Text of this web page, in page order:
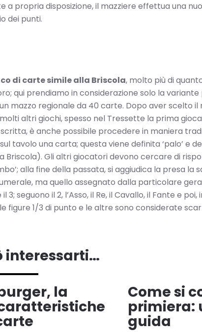
propria disposizione, il mazziere effettua una
dei punti.
di carte simile alla Briscola, molto più di
qui prendiamo in considerazione solo la
mazzo regionale da 40 carte. Dopo aver scelto il
altri giochi, spesso nel Tressette la prima
è anche possibile procedere in maniera
una carta; questa viene definita ‘palo’ e
Gli altri giocatori devono cercare di
alla fine della passata, si aggiudica la presa la
ma quello assegnato dalla particolare
seguono il 2, l’Asso, il Re, il Cavallo, il Fante e
figure 1/3 di punto e le altre sono considerate
interessarti…
la Come si
primiera:
guida